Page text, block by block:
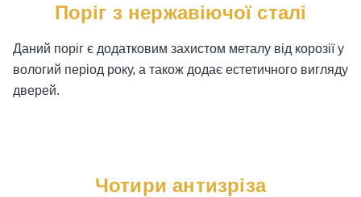
Поріг з нержавіючої сталі
Даний поріг є додатковим захистом металу від корозії у
вологий період року, а також додає естетичного вигляду
дверей.
Чотири антизріза